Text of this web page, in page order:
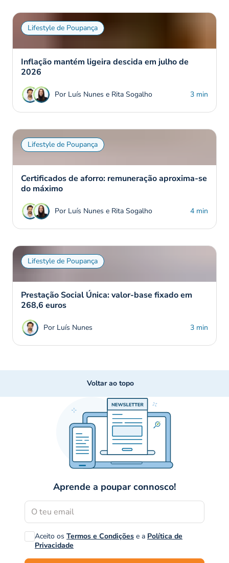
Lifestyle de Poupança
Inflação mantém ligeira descida em julho de
2026
Por Luís Nunes e Rita Sogalho 3 min
Lifestyle de Poupança
Certificados de aforro: remuneração aproxima-se
do máximo
Por Luís Nunes e Rita Sogalho 4 min
Lifestyle de Poupança
Prestação Social Única: valor-base fixado em
268,6 euros
Por Luís Nunes 3 min
Voltar ao topo
Aprende a poupar connosco!
Aceito os Termos e Condições e a Política de
Privacidade